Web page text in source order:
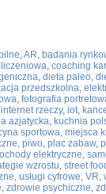
,AR, badania
, coaching
, dieta paleo,
przedszkolna,
, fotografia
internet rzeczy, iot,
azjatycka, kuchnia
sportowa, miejsca
, piwo, plac zabaw,
elektryczne,
wzrostu, street
, usługi cyfrowe, VR,
, zdrowie psychiczne,